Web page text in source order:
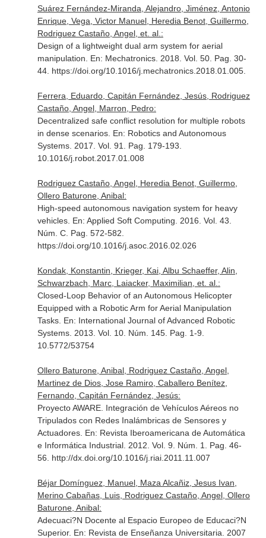
Suárez Fernández-Miranda, Alejandro, Jiménez, Antonio
Enrique, Vega, Victor Manuel, Heredia Benot, Guillermo,
Rodriguez Castaño, Angel, et. al.:
Design of a lightweight dual arm system for aerial
manipulation. En: Mechatronics. 2018. Vol. 50. Pag. 30-
44. https://doi.org/10.1016/j.mechatronics.2018.01.005.
Ferrera, Eduardo, Capitán Fernández, Jesús, Rodriguez
Castaño, Angel, Marron, Pedro:
Decentralized safe conflict resolution for multiple robots
in dense scenarios. En: Robotics and Autonomous
Systems. 2017. Vol. 91. Pag. 179-193.
10.1016/j.robot.2017.01.008
Rodriguez Castaño, Angel, Heredia Benot, Guillermo,
Ollero Baturone, Anibal:
High-speed autonomous navigation system for heavy
vehicles. En: Applied Soft Computing . 2016. Vol. 43.
Núm. C. Pag. 572-582.
https://doi.org/10.1016/j.asoc.2016.02.026
Kondak, Konstantin, Krieger, Kai, Albu Schaeffer, Alin,
Schwarzbach, Marc, Laiacker, Maximilian, et. al.:
Closed-Loop Behavior of an Autonomous Helicopter
Equipped with a Robotic Arm for Aerial Manipulation
Tasks. En: International Journal of Advanced Robotic
Systems. 2013. Vol. 10. Núm. 145. Pag. 1-9.
10.5772/53754
Ollero Baturone, Anibal, Rodriguez Castaño, Angel,
Martinez de Dios, Jose Ramiro, Caballero Benítez,
Fernando, Capitán Fernández, Jesús:
Proyecto AWARE. Integración de Vehículos Aéreos no
Tripulados con Redes Inalámbricas de Sensores y
Actuadores. En: Revista Iberoamericana de Automática
e Informática Industrial. 2012. Vol. 9. Núm. 1. Pag. 46-
56. http://dx.doi.org/10.1016/j.riai.2011.11.007
Béjar Domínguez, Manuel, Maza Alcañiz, Jesus Ivan,
Merino Cabañas, Luis, Rodriguez Castaño, Angel, Ollero
Baturone, Anibal:
Adecuaci?N Docente al Espacio Europeo de Educaci?N
Superior. En: Revista de Enseñanza Universitaria . 2007